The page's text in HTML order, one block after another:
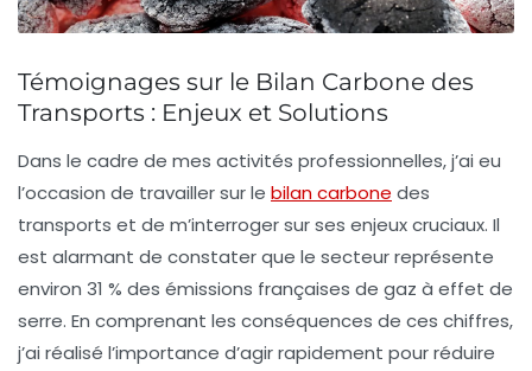
Témoignages sur le Bilan Carbone des
Transports : Enjeux et Solutions
Dans le cadre de mes activités professionnelles, j’ai eu
l’occasion de travailler sur le bilan carbone des
transports et de m’interroger sur ses enjeux cruciaux. Il
est alarmant de constater que le secteur représente
environ 31 % des émissions françaises de gaz à effet de
serre. En comprenant les conséquences de ces chiffres,
j’ai réalisé l’importance d’agir rapidement pour réduire